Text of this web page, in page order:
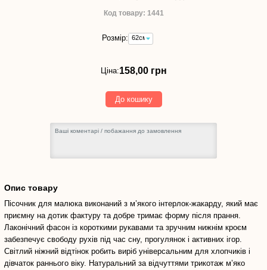
Код товару: 1441
Розмір: 62см
-
Ціна:158,00 грн
До кошику
Опис товару
Пісочник для малюка виконаний з м’якого інтерлок-жакарду, який має
приємну на дотик фактуру та добре тримає форму після прання.
Лаконічний фасон із короткими рукавами та зручним нижнім кроєм
забезпечує свободу рухів під час сну, прогулянок і активних ігор.
Світлий ніжний відтінок робить виріб універсальним для хлопчиків і
дівчаток раннього віку. Натуральний за відчуттями трикотаж м’яко